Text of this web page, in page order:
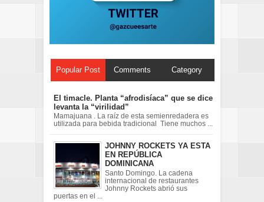
Popular Post Comments Category
El timacle. Planta “afrodisíaca” que se dice
levanta la “virilidad”
Mamajuana . La raíz de esta semienredadera es
utilizada para bebida tradicional Tiene muchos ...
JOHNNY ROCKETS YA ESTA
EN REPÚBLICA
DOMINICANA
Santo Domingo. La cadena
internacional de restaurantes
Johnny Rockets abrió sus
puertas en el ...